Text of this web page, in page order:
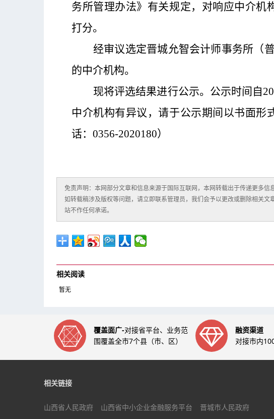
务所管理办法》有关规定，对响应中介机
打分。
经审议选定晋城允智会计师事务所（
的中介机构。
现将评选结果进行公示。公示时间自
中介机构有异议，请于公示期间以书面形
话： 0356-2020180）
免责声明：本网部分文章和信息来源于国际互联网，本网转载出于传递更多信
如转载稿涉及版权等问题，请立即联系管理员，我们会予以更改或删除相关
站不作任何承诺。
相关阅读
暂无
覆盖面广-对接省平台、业务范
围覆盖全市7个县（市、区）
融资渠道
对接市内
相关链接
山西省人民政府 山西省中小企业金融服务平台
晋城市人民政府